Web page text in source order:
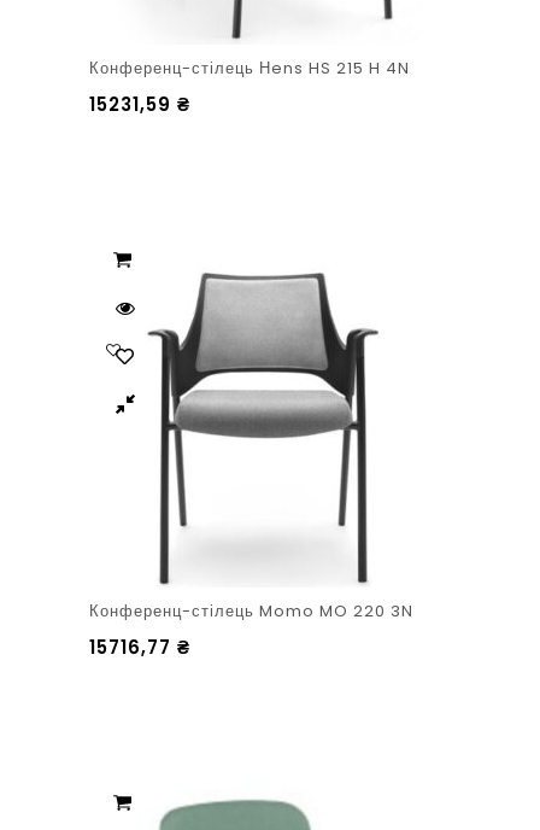
Конференц-стілець Нens HS 215 H 4N
15231,59 ₴
Конференц-стілець Momo MO 220 3N
15716,77 ₴